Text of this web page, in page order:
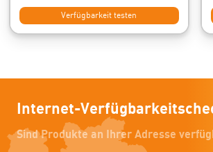
Verfügbarkeit testen
Internet-
Sind Produkte an Ihrer Adresse